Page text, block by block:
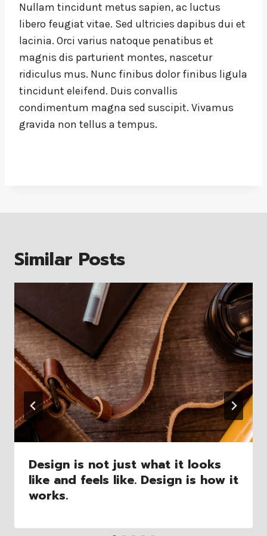
Nullam tincidunt metus sapien, ac luctus
libero feugiat vitae. Sed ultricies dapibus dui et
lacinia. Orci varius natoque penatibus et
magnis dis parturient montes, nascetur
ridiculus mus. Nunc finibus dolor finibus ligula
tincidunt eleifend. Duis convallis
condimentum magna sed suscipit. Vivamus
gravida non tellus a tempus.
Similar Posts
Design is not just what it looks
like and feels like. Design is how it
works.